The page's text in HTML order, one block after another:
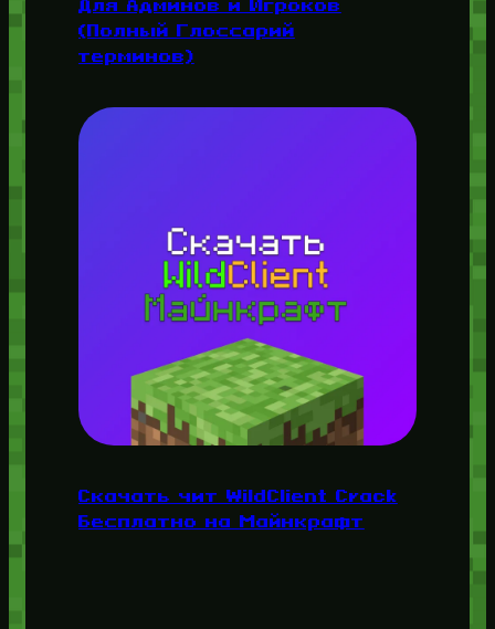
Для Админов и Игроков
(Полный Глоссарий
терминов)
Скачать чит WildClient Crack
Бесплатно на Майнкрафт